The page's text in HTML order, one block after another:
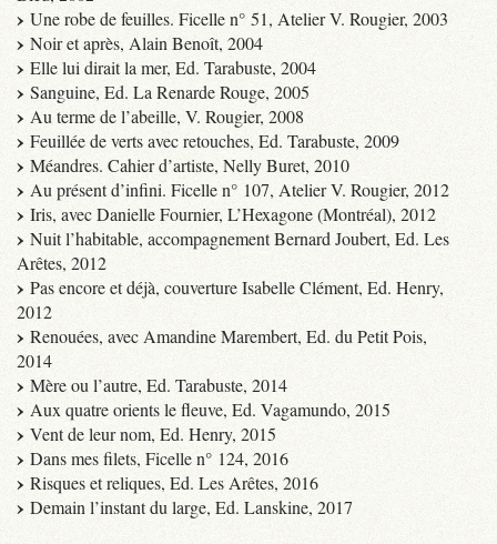
Une robe de feuilles. Ficelle n° 51, Atelier V. Rougier, 2003
Noir et après, Alain Benoît, 2004
Elle lui dirait la mer, Ed. Tarabuste, 2004
Sanguine, Ed. La Renarde Rouge, 2005
Au terme de l’abeille, V. Rougier, 2008
Feuillée de verts avec retouches, Ed. Tarabuste, 2009
Méandres. Cahier d’artiste, Nelly Buret, 2010
Au présent d’infini. Ficelle n° 107, Atelier V. Rougier, 2012
Iris, avec Danielle Fournier, L’Hexagone (Montréal), 2012
Nuit l’habitable, accompagnement Bernard Joubert, Ed. Les
Arêtes, 2012
Pas encore et déjà, couverture Isabelle Clément, Ed. Henry,
2012
Renouées, avec Amandine Marembert, Ed. du Petit Pois,
2014
Mère ou l’autre, Ed. Tarabuste, 2014
Aux quatre orients le fleuve, Ed. Vagamundo, 2015
Vent de leur nom, Ed. Henry, 2015
Dans mes filets, Ficelle n° 124, 2016
Risques et reliques, Ed. Les Arêtes, 2016
Demain l’instant du large, Ed. Lanskine, 2017